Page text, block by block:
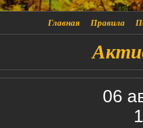
Главная Правила
06